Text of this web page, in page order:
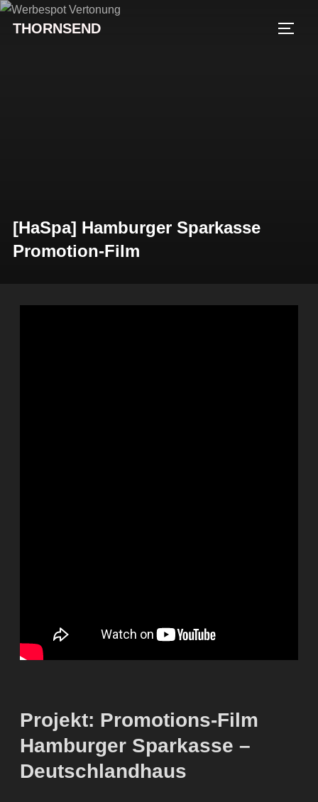
THORNSEND
[HaSpa] Hamburger Sparkasse
Promotion-Film
Projekt: Promotions-Film
Hamburger Sparkasse –
Deutschlandhaus